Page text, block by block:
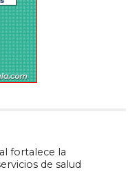
fortalece la
de salud